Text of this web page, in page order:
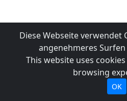
Diese Webseite verwendet
angenehmeres
This website uses
browsing
OK